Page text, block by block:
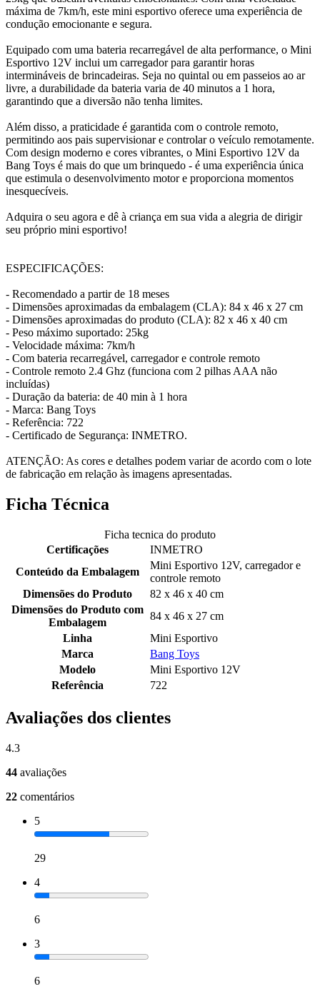
máxima de 7km/h, este mini esportivo oferece uma experiência de
condução emocionante e segura.
Equipado com uma bateria recarregável de alta performance, o Mini
Esportivo 12V inclui um carregador para garantir horas
intermináveis de brincadeiras. Seja no quintal ou em passeios ao ar
livre, a durabilidade da bateria varia de 40 minutos a 1 hora,
garantindo que a diversão não tenha limites.
Além disso, a praticidade é garantida com o controle remoto,
permitindo aos pais supervisionar e controlar o veículo remotamente.
Com design moderno e cores vibrantes, o Mini Esportivo 12V da
Bang Toys é mais do que um brinquedo - é uma experiência única
que estimula o desenvolvimento motor e proporciona momentos
inesquecíveis.
Adquira o seu agora e dê à criança em sua vida a alegria de dirigir
seu próprio mini esportivo!
ESPECIFICAÇÕES:
- Recomendado a partir de 18 meses
- Dimensões aproximadas da embalagem (CLA): 84 x 46 x 27 cm
- Dimensões aproximadas do produto (CLA): 82 x 46 x 40 cm
- Peso máximo suportado: 25kg
- Velocidade máxima: 7km/h
- Com bateria recarregável, carregador e controle remoto
- Controle remoto 2.4 Ghz (funciona com 2 pilhas AAA não
incluídas)
- Duração da bateria: de 40 min à 1 hora
- Marca: Bang Toys
- Referência: 722
- Certificado de Segurança: INMETRO.
ATENÇÃO: As cores e detalhes podem variar de acordo com o lote
de fabricação em relação às imagens apresentadas.
Ficha Técnica
Ficha tecnica do produto
Certificações
INMETRO
Conteúdo da Embalagem
Mini Esportivo 12V, carregador e
controle remoto
Dimensões do Produto
82 x 46 x 40 cm
Dimensões do Produto com
Embalagem
84 x 46 x 27 cm
Linha
Mini Esportivo
Marca
Bang Toys
Modelo
Mini Esportivo 12V
Referência
722
Avaliações dos clientes
4.3
44 avaliações
22 comentários
5
29
4
6
3
6